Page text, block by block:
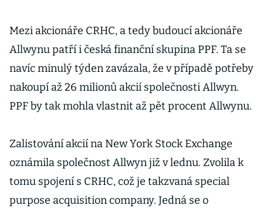
Mezi akcionáře CRHC, a tedy budoucí akcionáře
Allwynu patří i česká finanční skupina PPF. Ta se
navíc minulý týden zavázala, že v případě potřeby
nakoupí až 26 milionů akcií společnosti Allwyn.
PPF by tak mohla vlastnit až pět procent Allwynu.
Zalistování akcií na New York Stock Exchange
oznámila společnost Allwyn již v lednu. Zvolila k
tomu spojení s CRHC, což je takzvaná special
purpose acquisition company. Jedná se o